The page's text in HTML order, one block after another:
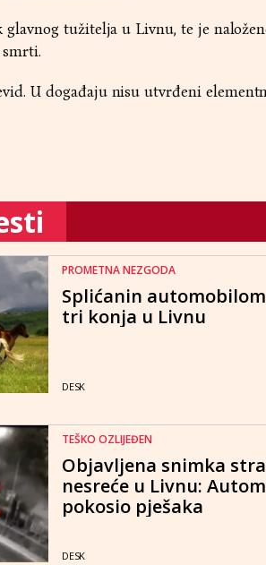
glavnog tužitelja u Livnu, te je
U događaju nisu utvrđeni
PROMETNA NEZGODA
Splićanin
tri konja u Livnu
DESK
TEŠKO OZLIJEĐEN
Objavljena snimka
nesreće u Livnu:
pokosio pješaka
DESK